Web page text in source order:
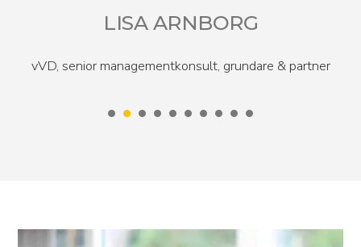
LISA ARNBORG
vVD, senior managementkonsult, grundare & partner